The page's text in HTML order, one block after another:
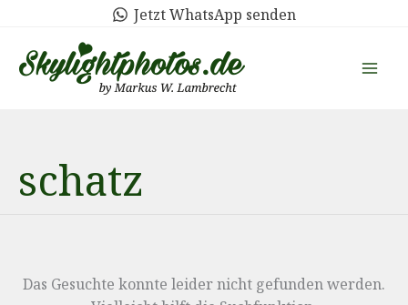
springen
Jetzt WhatsApp senden
schatz
Das Gesuchte konnte leider nicht gefunden werden.